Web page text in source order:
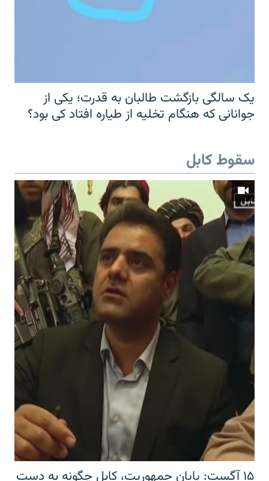
یک سالگی بازگشت طالبان به قدرت؛ یکی از
جوانانی که هنگام تخلیه از طیاره افتاد کی بود؟
سقوط کابل
۱۵ آگست: پایان جمهوریت، کابل چگونه به دست